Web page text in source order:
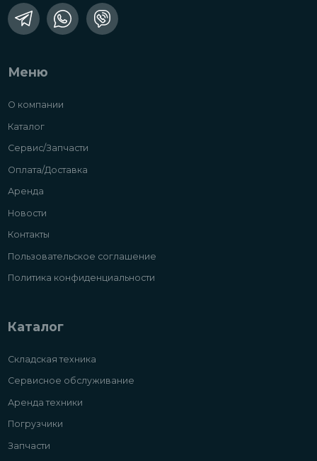
Меню
О компании
Каталог
Сервис/Запчасти
Оплата/Доставка
Аренда
Новости
Контакты
Пользовательское соглашение
Политика конфиденциальности
Каталог
Складская техника
Сервисное обслуживание
Аренда техники
Погрузчики
Запчасти